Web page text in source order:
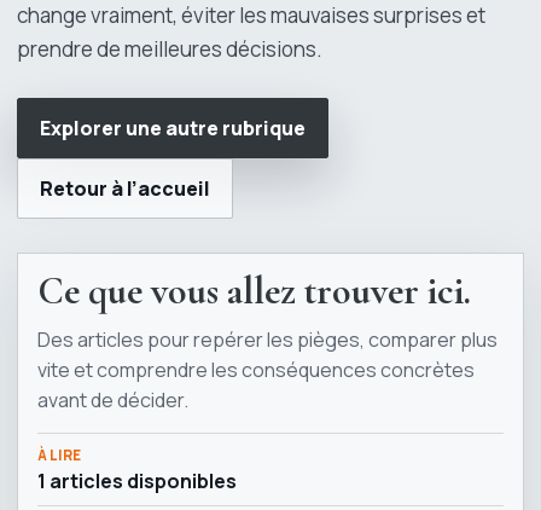
change vraiment, éviter les mauvaises surprises et
prendre de meilleures décisions.
Explorer une autre rubrique
Retour à l’accueil
Ce que vous allez trouver ici.
Des articles pour repérer les pièges, comparer plus
vite et comprendre les conséquences concrètes
avant de décider.
À LIRE
1 articles disponibles